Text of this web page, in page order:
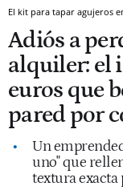
El kit para tapar agujeros
Adiós a
alquiler: el
euros que
pared por
Un
uno" que
textura exacta